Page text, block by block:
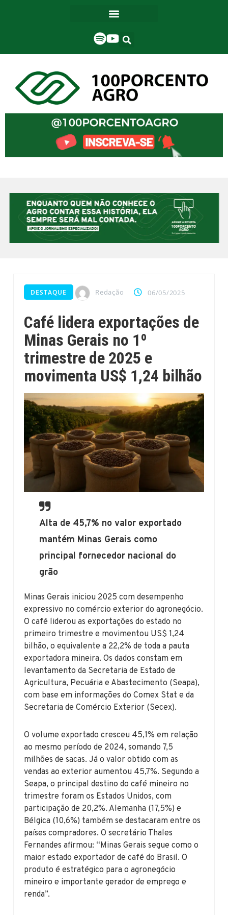
DESTAQUE Redação 06/05/2025
Café lidera exportações de
Minas Gerais no 1º
trimestre de 2025 e
movimenta US$ 1,24 bilhão
Alta de 45,7% no valor exportado
mantém Minas Gerais como
principal fornecedor nacional do
grão
Minas Gerais iniciou 2025 com desempenho
expressivo no comércio exterior do agronegócio.
O café liderou as exportações do estado no
primeiro trimestre e movimentou US$ 1,24
bilhão, o equivalente a 22,2% de toda a pauta
exportadora mineira. Os dados constam em
levantamento da Secretaria de Estado de
Agricultura, Pecuária e Abastecimento (Seapa),
com base em informações do Comex Stat e da
Secretaria de Comércio Exterior (Secex).
O volume exportado cresceu 45,1% em relação
ao mesmo período de 2024, somando 7,5
milhões de sacas. Já o valor obtido com as
vendas ao exterior aumentou 45,7%. Segundo a
Seapa, o principal destino do café mineiro no
trimestre foram os Estados Unidos, com
participação de 20,2%. Alemanha (17,5%) e
Bélgica (10,6%) também se destacaram entre os
países compradores. O secretário Thales
Fernandes afirmou: “Minas Gerais segue como o
maior estado exportador de café do Brasil. O
produto é estratégico para o agronegócio
mineiro e importante gerador de emprego e
renda”.